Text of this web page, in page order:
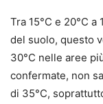
Tra 15°C e 20°C
del suolo, questo
30°C nelle aree
confermate, non
di 35°C,